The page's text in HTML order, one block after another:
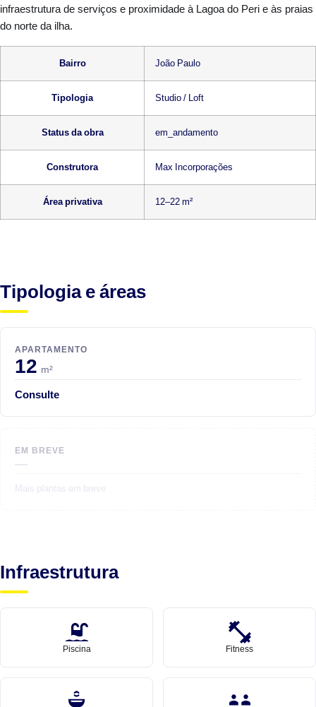
infraestrutura de serviços e proximidade à Lagoa do Peri e às praias
do norte da ilha.
Bairro João Paulo
Tipologia Studio / Loft
Status da obra em_andamento
Construtora Max Incorporações
Área privativa 12–22 m²
Tipologia e áreas
APARTAMENTO
12 m²
Consulte
EM BREVE
—
Mais plantas em breve
Infraestrutura
Piscina Fitness